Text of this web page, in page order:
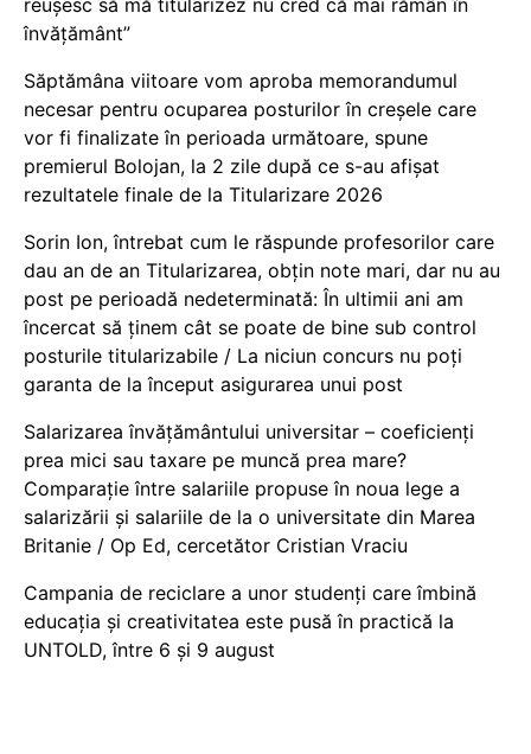
reușesc să mă titularizez nu cred că mai rămân în
învățământ”
Săptămâna viitoare vom aproba memorandumul
necesar pentru ocuparea posturilor în creșele care
vor fi finalizate în perioada următoare, spune
premierul Bolojan, la 2 zile după ce s-au afișat
rezultatele finale de la Titularizare 2026
Sorin Ion, întrebat cum le răspunde profesorilor care
dau an de an Titularizarea, obțin note mari, dar nu au
post pe perioadă nedeterminată: În ultimii ani am
încercat să ținem cât se poate de bine sub control
posturile titularizabile / La niciun concurs nu poți
garanta de la început asigurarea unui post
Salarizarea învățământului universitar – coeficienți
prea mici sau taxare pe muncă prea mare?
Comparație între salariile propuse în noua lege a
salarizării și salariile de la o universitate din Marea
Britanie / Op Ed, cercetător Cristian Vraciu
Campania de reciclare a unor studenți care îmbină
educația și creativitatea este pusă în practică la
UNTOLD, între 6 și 9 august